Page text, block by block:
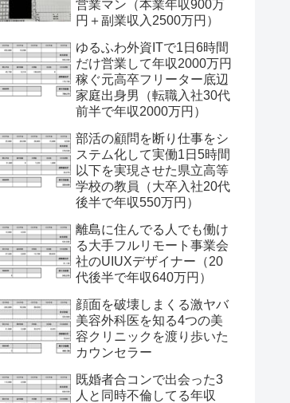
営業マン（本業年収900万
円＋副業収入2500万円）
ゆるふわ外資ITで1日6時間
だけ営業して年収2000万円
稼ぐ元高卒フリーター底辺
家庭出身男（転職入社30代
前半で年収2000万円）
部活の顧問を断り仕事をシ
ステム化して実働1日5時間
以下を実現させた県立高等
学校の教員（大卒入社20代
後半で年収550万円）
離島に住んでる人でも働け
る大手フルリモート事業会
社のUIUXデザイナー（20
代後半で年収640万円）
顔面を破壊しまくる激ヤバ
美容外科医を知る4つの美
容クリニックを渡り歩いた
カウンセラー
既婚者合コンで出会った3
人と同時不倫してる年収